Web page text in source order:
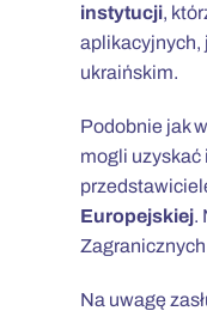
instytucji,
aplikacyjnych,
ukraińskim.
Podobnie jak
mogli uzyskać
Europejskiej.
Na uwagę